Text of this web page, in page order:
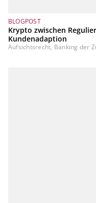
BLOGPOST
Krypto zwischen
Kundenadaption
Aufsichtsrecht, Banking der